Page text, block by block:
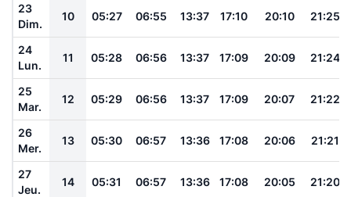
23
Dim.
10 05:27 06:55 13:37 17:10 20:10 21:25
24
Lun.
11 05:28 06:56 13:37 17:09 20:09 21:24
25
Mar.
12 05:29 06:56 13:37 17:09 20:07 21:22
26
Mer.
13 05:30 06:57 13:36 17:08 20:06 21:21
27
Jeu.
14 05:31 06:57 13:36 17:08 20:05 21:20